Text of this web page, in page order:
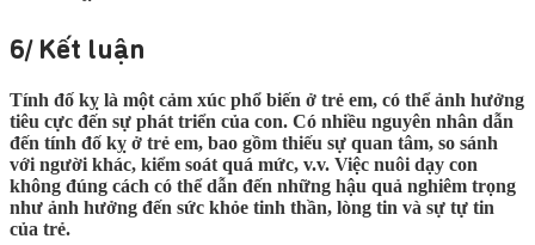
6/ Kết luận
Tính đố kỵ là một cảm xúc phổ biến ở trẻ em, có thể ảnh hưởng
tiêu cực đến sự phát triển của con. Có nhiều nguyên nhân dẫn
đến tính đố kỵ ở trẻ em, bao gồm thiếu sự quan tâm, so sánh
với người khác, kiểm soát quá mức, v.v. Việc nuôi dạy con
không đúng cách có thể dẫn đến những hậu quả nghiêm trọng
như ảnh hưởng đến sức khỏe tinh thần, lòng tin và sự tự tin
của trẻ.